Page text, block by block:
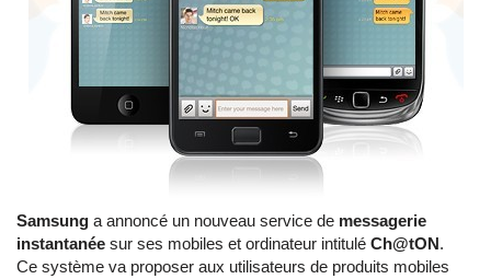
Samsung a annoncé un nouveau service de messagerie
instantanée sur ses mobiles et ordinateur intitulé Ch@tON.
Ce système va proposer aux utilisateurs de produits mobiles